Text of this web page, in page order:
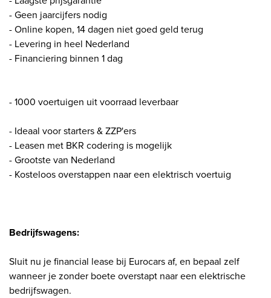
- Geen jaarcijfers nodig
- Online kopen, 14 dagen niet goed geld terug
- Levering in heel Nederland
- Financiering binnen 1 dag
- 1000 voertuigen uit voorraad leverbaar
- Ideaal voor starters & ZZP'ers
- Leasen met BKR codering is mogelijk
- Grootste van Nederland
- Kosteloos overstappen naar een elektrisch voertuig
Bedrijfswagens:
Sluit nu je financial lease bij Eurocars af, en bepaal zelf
wanneer je zonder boete overstapt naar een elektrische
bedrijfswagen.